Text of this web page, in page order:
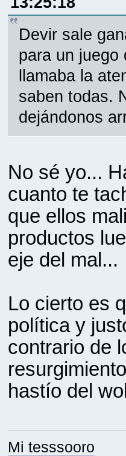
Devir sale
para un juego
llamaba la
saben todas.
dejándonos
No sé yo...
cuanto te
que ellos
productos
eje del mal...
Lo cierto es
política y
contrario de
hastío del
Mi tesssooro